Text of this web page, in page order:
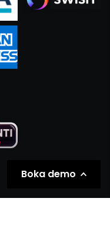
Boka demo